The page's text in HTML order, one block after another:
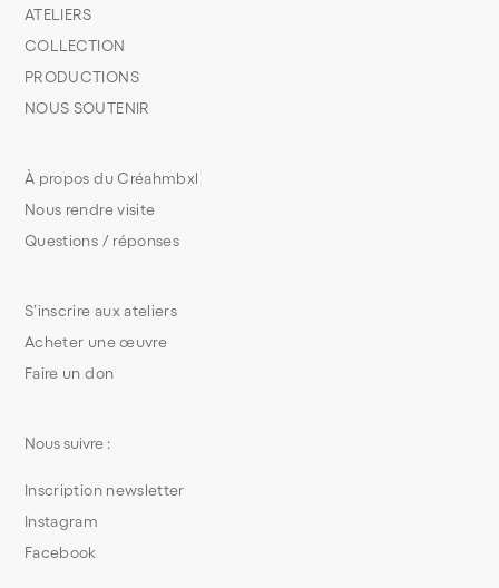
S’inscrire aux ateliers
Acheter une œuvre
Faire un don
À propos du Créahmbxl
Nous rendre visite
Questions / réponses
ATELIERS
COLLECTION
PRODUCTIONS
NOUS SOUTENIR
Nous suivre :
Inscription newsletter
Instagram
Facebook